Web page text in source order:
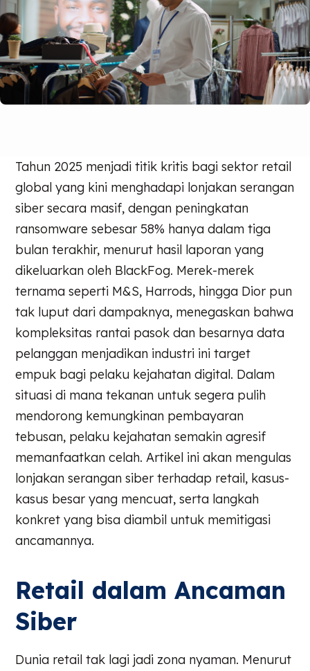
Tahun 2025 menjadi titik kritis bagi sektor retail
global yang kini menghadapi lonjakan serangan
siber secara masif, dengan peningkatan
ransomware sebesar 58% hanya dalam tiga
bulan terakhir, menurut hasil laporan yang
dikeluarkan oleh BlackFog. Merek-merek
ternama seperti M&S, Harrods, hingga Dior pun
tak luput dari dampaknya, menegaskan bahwa
kompleksitas rantai pasok dan besarnya data
pelanggan menjadikan industri ini target
empuk bagi pelaku kejahatan digital. Dalam
situasi di mana tekanan untuk segera pulih
mendorong kemungkinan pembayaran
tebusan, pelaku kejahatan semakin agresif
memanfaatkan celah. Artikel ini akan mengulas
lonjakan serangan siber terhadap retail, kasus-
kasus besar yang mencuat, serta langkah
konkret yang bisa diambil untuk memitigasi
ancamannya.
Retail dalam Ancaman
Siber
Dunia retail tak lagi jadi zona nyaman. Menurut